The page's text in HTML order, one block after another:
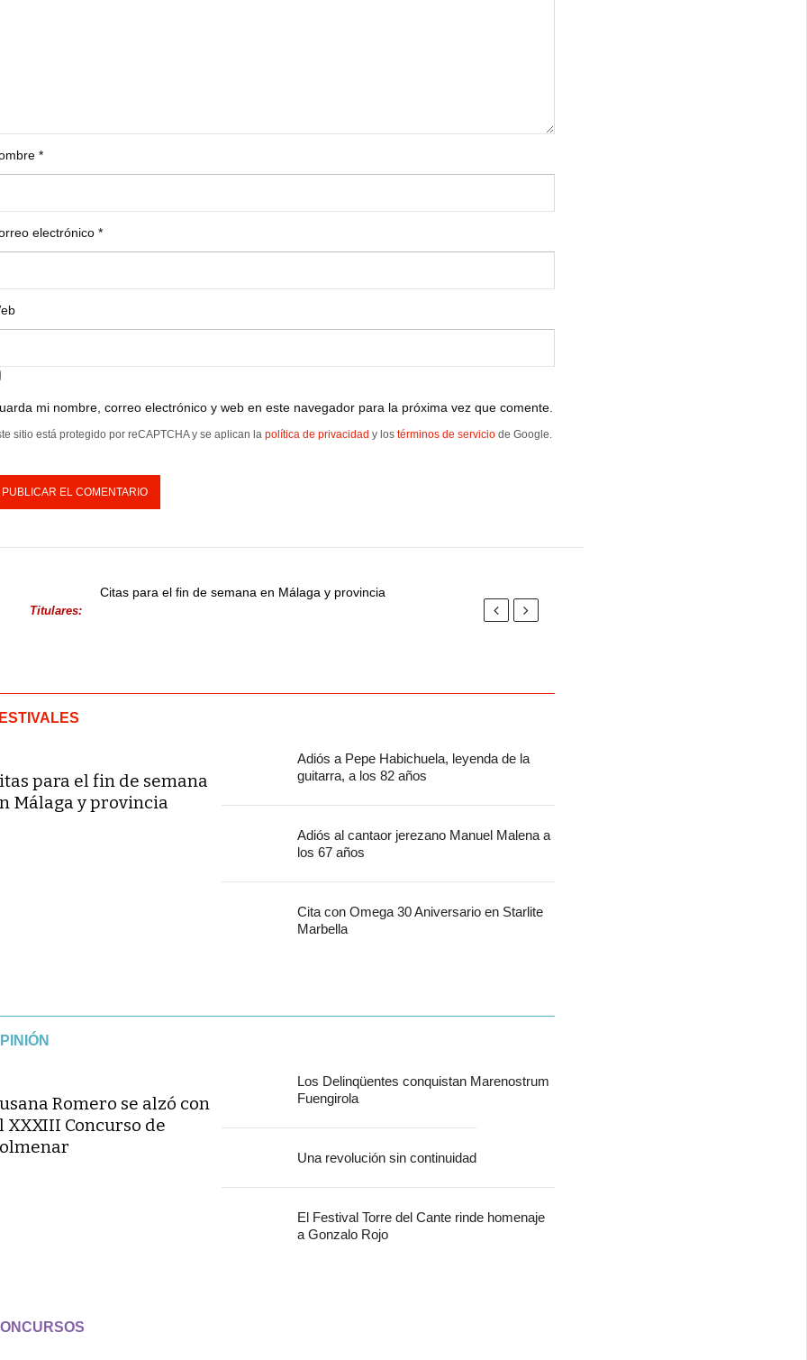
*
electrónico*
mi nombre, correo electrónico y web en este navegador para la próxima vez que comente.
sitio está protegido por reCAPTCHA y se aplican lapolítica de privacidad y lostérminos de servicio de Google.
Titulares:
Citas para el fin de semana en Málaga y provincia
para el fin de semana
Málaga y provincia
Adiós a Pepe Habichuela, leyenda de la
guitarra, a los 82 años
Adiós al cantaor jerezano Manuel Malena a
los 67 años
Cita con Omega 30 Aniversario en Starlite
Marbella
Romero se alzó con
XXXIII Concurso de
Los Delinqüentes conquistan Marenostrum
Fuengirola
Una revolución sin continuidad
El Festival Torre del Cante rinde homenaje
a Gonzalo Rojo